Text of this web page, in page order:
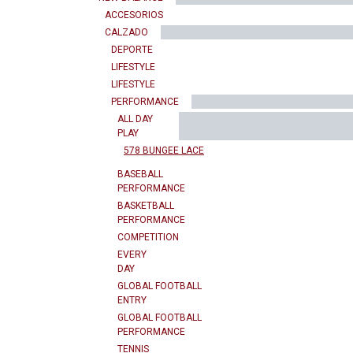
ACCESORIOS
CALZADO
DEPORTE
LIFESTYLE
LIFESTYLE
PERFORMANCE
ALL DAY
PLAY
578 BUNGEE LACE
BASEBALL
PERFORMANCE
BASKETBALL
PERFORMANCE
COMPETITION
EVERY
DAY
GLOBAL FOOTBALL
ENTRY
GLOBAL FOOTBALL
PERFORMANCE
TENNIS